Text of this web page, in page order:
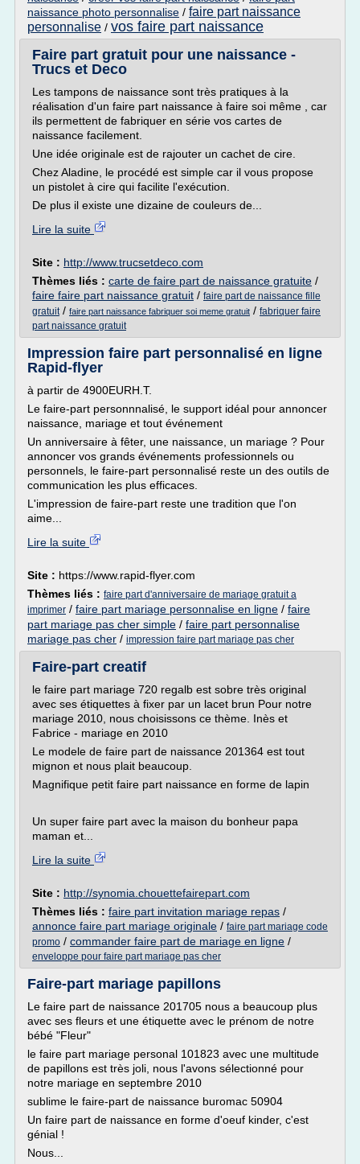
naissance photo personnalise / faire part naissance
personnalise / vos faire part naissance
Faire part gratuit pour une naissance -
Trucs et Deco
Les tampons de naissance sont très pratiques à la
réalisation d'un faire part naissance à faire soi même , car
ils permettent de fabriquer en série vos cartes de
naissance facilement.
Une idée originale est de rajouter un cachet de cire.
Chez Aladine, le procédé est simple car il vous propose
un pistolet à cire qui facilite l'exécution.
De plus il existe une dizaine de couleurs de...
Lire la suite
Site : http://www.trucsetdeco.com
Thèmes liés : carte de faire part de naissance gratuite /
faire faire part naissance gratuit / faire part de naissance fille
gratuit/ faire part naissance fabriquer soi meme gratuit / fabriquer faire
part naissance gratuit
Impression faire part personnalisé en ligne
Rapid-flyer
à partir de 4900EURH.T.
Le faire-part personnnalisé, le support idéal pour annoncer
naissance, mariage et tout événement
Un anniversaire à fêter, une naissance, un mariage ? Pour
annoncer vos grands événements professionnels ou
personnels, le faire-part personnalisé reste un des outils de
communication les plus efficaces.
L'impression de faire-part reste une tradition que l'on
aime...
Lire la suite
Site : https://www.rapid-flyer.com
Thèmes liés : faire part d'anniversaire de mariage gratuit a
imprimer / faire part mariage personnalise en ligne / faire
part mariage pas cher simple / faire part personnalise
mariage pas cher / impression faire part mariage pas cher
Faire-part creatif
le faire part mariage 720 regalb est sobre très original
avec ses étiquettes à fixer par un lacet brun Pour notre
mariage 2010, nous choisissons ce thème. Inès et
Fabrice - mariage en 2010
Le modele de faire part de naissance 201364 est tout
mignon et nous plait beaucoup.
Magnifique petit faire part naissance en forme de lapin
Un super faire part avec la maison du bonheur papa
maman et...
Lire la suite
Site : http://synomia.chouettefairepart.com
Thèmes liés : faire part invitation mariage repas /
annonce faire part mariage originale / faire part mariage code
promo / commander faire part de mariage en ligne /
enveloppe pour faire part mariage pas cher
Faire-part mariage papillons
Le faire part de naissance 201705 nous a beaucoup plus
avec ses fleurs et une étiquette avec le prénom de notre
bébé "Fleur"
le faire part mariage personal 101823 avec une multitude
de papillons est très joli, nous l'avons sélectionné pour
notre mariage en septembre 2010
sublime le faire-part de naissance buromac 50904
Un faire part de naissance en forme d'oeuf kinder, c'est
génial !
Nous...